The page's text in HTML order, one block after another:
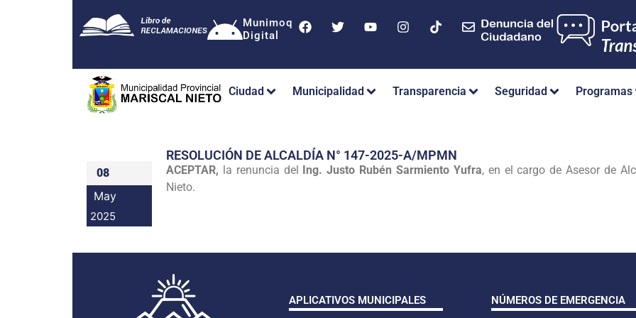
Munimoq
Digital
Ciudad Municipalidad Transparencia Seguridad Programas
08
May
2025
RESOLUCIÓN DE ALCALDÍA N° 147-2025-A/MPMN
ACEPTAR, la renuncia del Ing. Justo Rubén Sarmiento Yufra, en el cargo de Asesor de
Nieto.
APLICATIVOS MUNICIPALES NÚMEROS DE EMERGENCIA